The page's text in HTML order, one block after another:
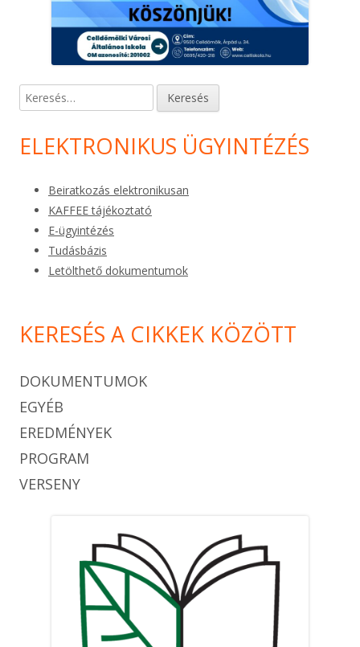
Keresés:
ELEKTRONIKUS ÜGYINTÉZÉS
Beiratkozás elektronikusan
KAFFEE tájékoztató
E-ügyintézés
Tudásbázis
Letölthető dokumentumok
KERESÉS A CIKKEK KÖZÖTT
DOKUMENTUMOK
EGYÉB
EREDMÉNYEK
PROGRAM
VERSENY